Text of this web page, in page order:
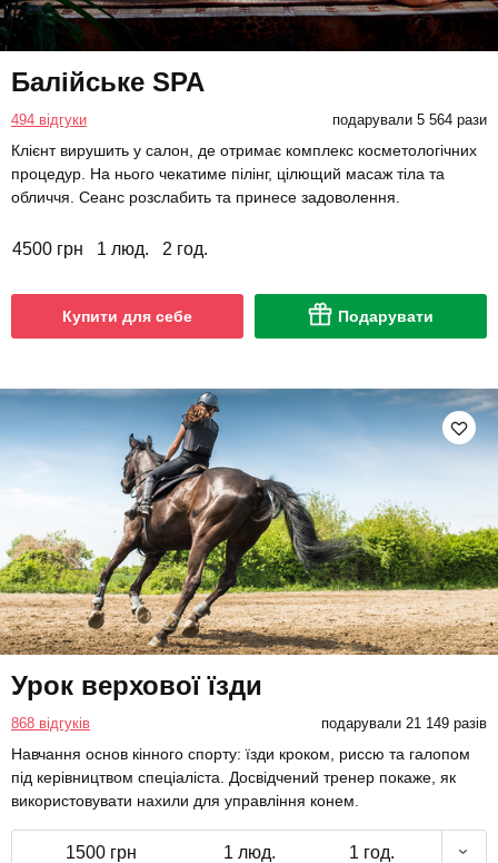
Балійське SPA
494 відгуки подарували 5 564 рази
Клієнт вирушить у салон, де отримає комплекс косметологічних
процедур. На нього чекатиме пілінг, цілющий масаж тіла та
обличчя. Сеанс розслабить та принесе задоволення.
4500 грн 1 люд. 2 год.
Купити для себе Подарувати
Урок верхової їзди
868 відгуків подарували 21 149 разів
Навчання основ кінного спорту: їзди кроком, риссю та галопом
під керівництвом спеціаліста. Досвідчений тренер покаже, як
використовувати нахили для управління конем.
1500 грн 1 люд. 1 год.